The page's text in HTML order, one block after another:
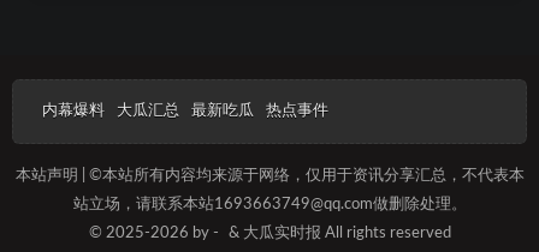
内幕爆料 大瓜汇总 最新吃瓜 热点事件
本站声明 | ©本站所有内容均来源于网络，仅用于资讯分享汇总，不代表本
站立场，请联系本站1693663749@qq.com做删除处理。
© 2025-2026 by -
& 大瓜实时报 All rights reserved